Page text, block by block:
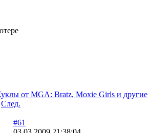
от MGA: Bratz, Moxie Girls и другие
След.
#61